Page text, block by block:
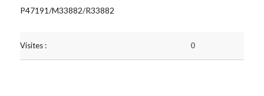
P47191/M33882/R33882
Visites : 0